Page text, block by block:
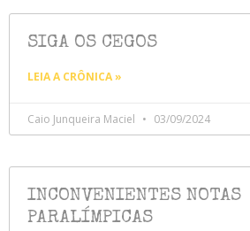
SIGA OS CEGOS
LEIA A CRÔNICA »
Caio Junqueira Maciel 03/09/2024
INCONVENIENTES NOTAS
PARALÍMPICAS